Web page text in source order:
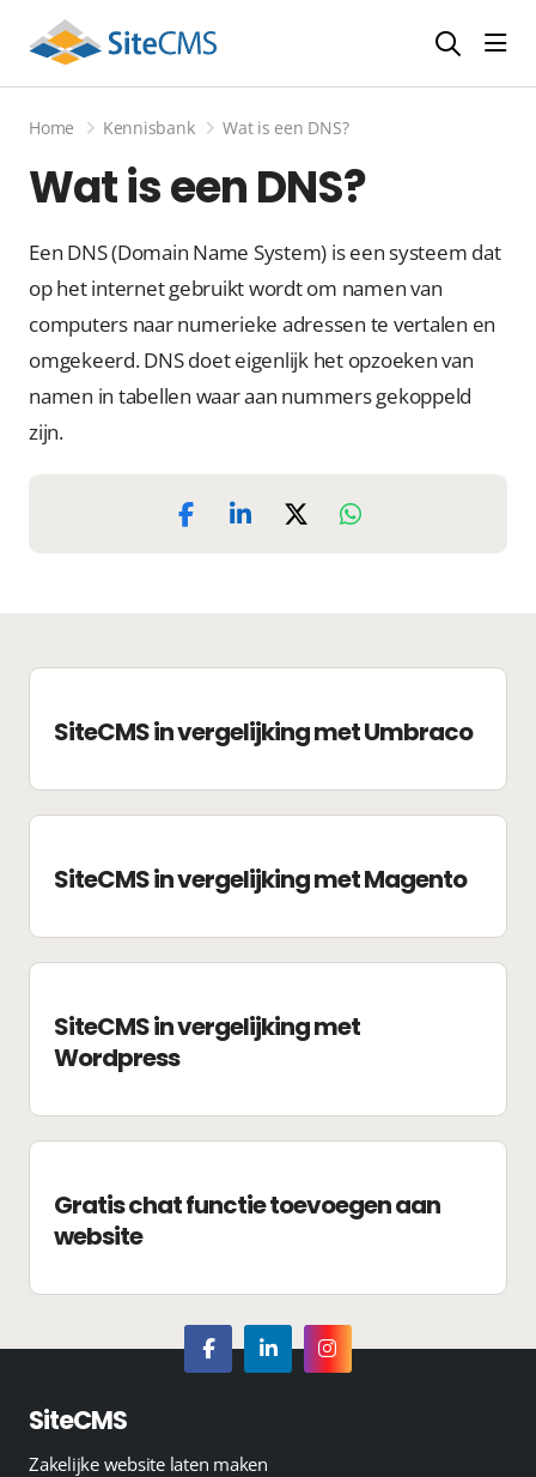
Home Kennisbank Wat is een DNS?
Wat is een DNS?
Een DNS (Domain Name System) is een systeem dat
op het internet gebruikt wordt om namen van
computers naar numerieke adressen te vertalen en
omgekeerd. DNS doet eigenlijk het opzoeken van
namen in tabellen waar aan nummers gekoppeld
zijn.
SiteCMS in vergelijking met Umbraco
SiteCMS in vergelijking met Magento
SiteCMS in vergelijking met
Wordpress
Gratis chat functie toevoegen aan
website
SiteCMS
Zakelijke website laten maken